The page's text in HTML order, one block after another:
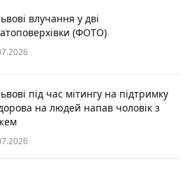
влучання у дві
(ФОТО)
під час мітингу на підтримку
на людей напав чоловік з